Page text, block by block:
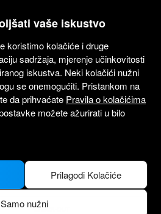
Bahami
i pronađi plovilo za
CHECK-OUT
vaše iskustvo
koristimo kolačiće i druge
sadržaja, mjerenje učinkovitosti
iskustva. Neki kolačići nužni
se onemogućiti. Pristankom na
da prihvaćate Pravila o kolačićima
možete ažurirati u bilo
Prilagodi Kolačiće
Samo nužni